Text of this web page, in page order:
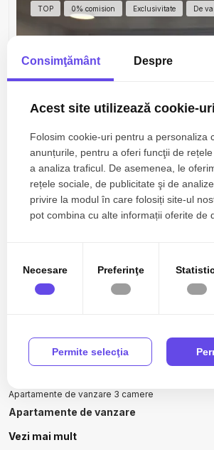
TOP 0% comision Exclusivitate De
Direct dezvoltator | 0% Comision –
camere cu vedere frontală la lac
Apartamente de vanzare in Ovidiu Est
Numar de camere apartamente de
Apartamente de vanzare 3 camere
Apartamente de vanzare
Apartamente de vanzare in Constanta
Vezi mai mult
Consimţământ Despre
Acest site utilizează cookie-uri
Folosim cookie-uri pentru a personaliza
anunțurile, pentru a oferi funcţii de
a analiza traficul. De asemenea, le
rețele sociale, de publicitate şi de
privire la modul în care folosiți site-ul
pot combina cu alte informații oferite de
Necesare Preferinţe
Permite selecţia